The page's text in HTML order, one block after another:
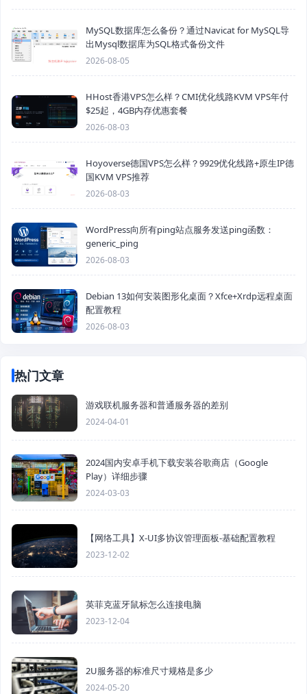
MySQL数据库怎么备份？通过Navicat for MySQL导
出Mysql数据库为SQL格式备份文件
2026-08-05
HHost香港VPS怎么样？CMI优化线路KVM VPS年付
$25起，4GB内存优惠套餐
2026-08-03
Hoyoverse德国VPS怎么样？9929优化线路+原生IP德
国KVM VPS推荐
2026-08-03
WordPress向所有ping站点服务发送ping函数：
generic_ping
2026-08-03
Debian 13如何安装图形化桌面？Xfce+Xrdp远程桌面
配置教程
2026-08-03
热门文章
游戏联机服务器和普通服务器的差别
2024-04-01
2024国内安卓手机下载安装谷歌商店（Google
Play）详细步骤
2024-03-03
【网络工具】X-UI多协议管理面板-基础配置教程
2023-12-02
英菲克蓝牙鼠标怎么连接电脑
2023-12-04
2U服务器的标准尺寸规格是多少
2024-05-20